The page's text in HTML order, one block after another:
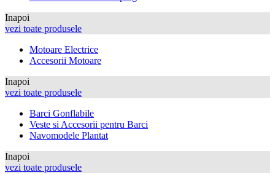
Inapoi
vezi toate produsele
Motoare Electrice
Accesorii Motoare
Inapoi
vezi toate produsele
Barci Gonflabile
Veste si Accesorii pentru Barci
Navomodele Plantat
Inapoi
vezi toate produsele